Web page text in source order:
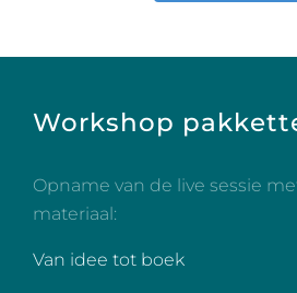
Workshop
Opname van de live sessie
materiaal:
Van idee tot boek